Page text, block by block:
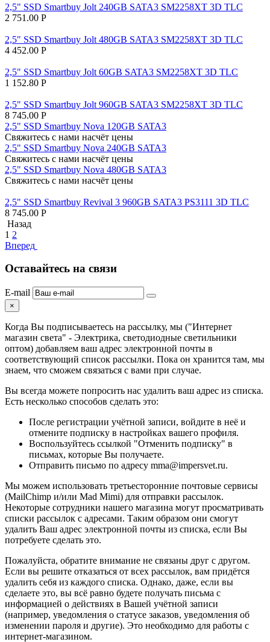
2,5" SSD Smartbuy Jolt 240GB SATA3 SM2258XT 3D TLC
2 751.00 Р
2,5" SSD Smartbuy Jolt 480GB SATA3 SM2258XT 3D TLC
4 452.00 Р
2,5" SSD Smartbuy Jolt 60GB SATA3 SM2258XT 3D TLC
1 152.80 Р
2,5" SSD Smartbuy Jolt 960GB SATA3 SM2258XT 3D TLC
8 745.00 Р
2,5" SSD Smartbuy Nova 120GB SATA3
Свяжитесь с нами насчёт цены
2,5" SSD Smartbuy Nova 240GB SATA3
Свяжитесь с нами насчёт цены
2,5" SSD Smartbuy Nova 480GB SATA3
Свяжитесь с нами насчёт цены
2,5" SSD Smartbuy Revival 3 960GB SATA3 PS3111 3D TLC
8 745.00 Р
Назад
1 2
Вперед
Оставайтесь на связи
E-mail
×
Когда Вы подписываетесь на рассылку, мы ("Интернет
магазин света" - Электрика, светодиодные светильники
оптом) добавляем ваш адрес электронной почты в
соответствующий список рассылки. Пока он хранится там, мы
знаем, что сможем связаться с вами при случае.
Вы всегда можете попросить нас удалить ваш адрес из списка.
Есть несколько способов сделать это:
После регистрации учётной записи, войдите в неё и
отмените подписку в настройках вашего профиля.
Воспользуйтесь ссылкой "Отменить подписку" в
письмах, которые Вы получаете.
Отправить письмо по адресу mma@impersvet.ru.
Мы можем использовать третьесторонние почтовые сервисы
(MailChimp и/или Mad Mimi) для отправки рассылок.
Некоторые сотрудники нашего магазина могут просматривать
списки рассылок с адресами. Таким образом они смогут
удалить Ваш адрес электронной почты из списка, если Вы
потребуете сделать это.
Пожалуйста, обратите внимание не связаны друг с другом.
Если вы решите отказаться от всех рассылок, вам придётся
удалить себя из каждого списка. Однако, даже, если вы
сделаете это, вы всё равно будете получать письма с
информацией о действиях в Вашей учётной записи
(например, уведомления о статусе заказов, уведомления об
изменении пароля и другие). Это необходимо для работы с
интернет-магазином.